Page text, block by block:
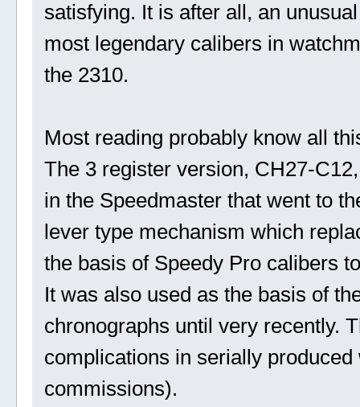
satisfying. It is after all, an
most legendary calibers in
the 2310.
Most reading probably know all
The 3 register version, CH27-
in the Speedmaster that went to
lever type mechanism which
the basis of Speedy Pro calibers
It was also used as the basis of
chronographs until very recently.
complications in serially
commissions).